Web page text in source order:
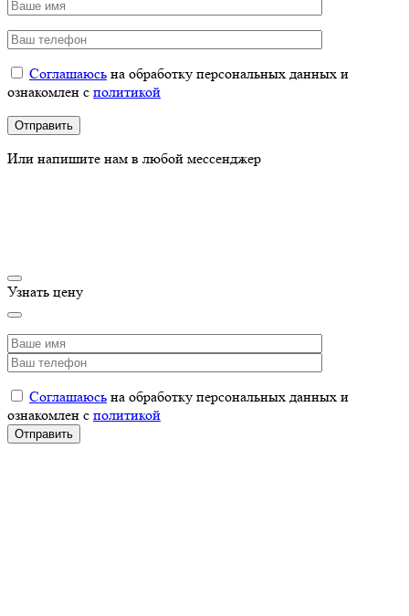
Соглашаюсь на обработку персональных данных и
ознакомлен с политикой
Или напишите нам в любой мессенджер
Узнать цену
Соглашаюсь на обработку персональных данных и
ознакомлен с политикой